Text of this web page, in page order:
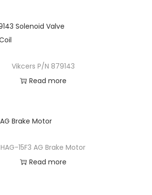
Vikcers P/N 879143
Read more
HAG-15F3 AG Brake Motor
Read more